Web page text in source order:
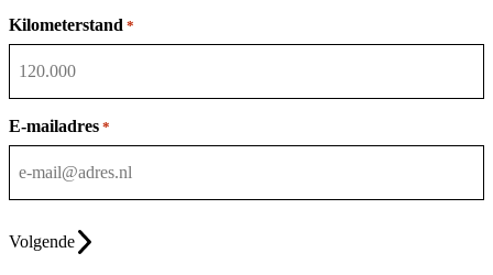
Kilometerstand *
E-mailadres *
Volgende